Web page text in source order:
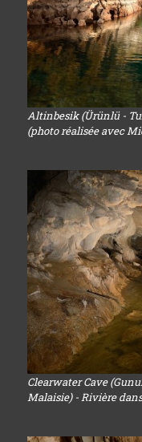
Altinbesik (Ürünlü -
(photo réalisée avec
Clearwater Cave
Malaisie) - Rivière